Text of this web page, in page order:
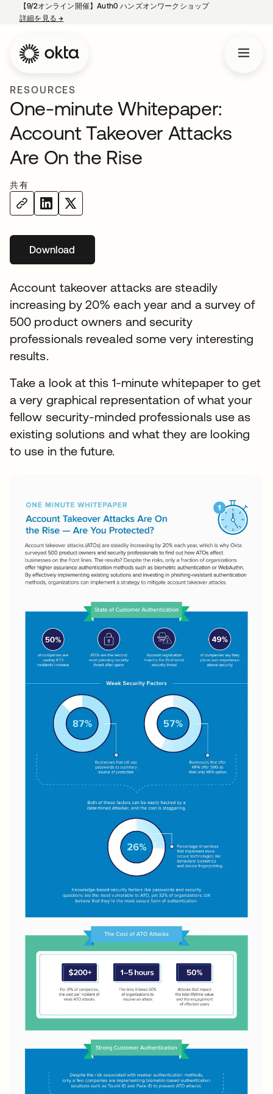
【9/2オンライン開催】Auth0 ハンズオンワークショップ
詳細を見る→
RESOURCES
One-minute Whitepaper:
Account Takeover Attacks
Are On the Rise
共有
Download
Account takeover attacks are steadily
increasing by 20% each year and a survey of
500 product owners and security
professionals revealed some very interesting
results.
Take a look at this 1-minute whitepaper to get
a very graphical representation of what your
fellow security-minded professionals use as
existing solutions and what they are looking
to use in the future.